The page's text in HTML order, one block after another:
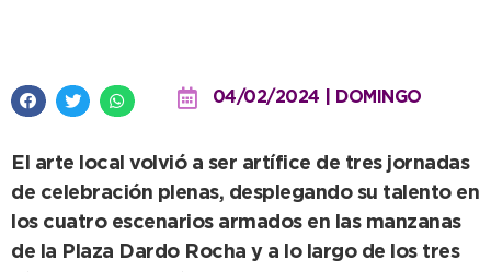
04/02/2024 | DOMINGO
El arte local volvió a ser artífice de tres jornadas
de celebración plenas, desplegando su talento en
los cuatro escenarios armados en las manzanas
de la Plaza Dardo Rocha y a lo largo de los tres